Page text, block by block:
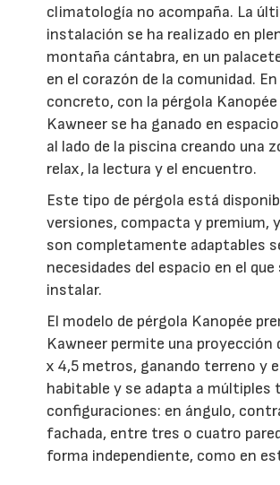
climatología no acompaña. La
instalación se ha realizado en
montaña cántabra, en un
en el corazón de la comunidad.
concreto, con la pérgola Kanopée
Kawneer se ha ganado en
al lado de la piscina creando una
relax, la lectura y el encuentro.
Este tipo de pérgola está
versiones, compacta y premium,
son completamente adaptables
necesidades del espacio en el que
instalar.
El modelo de pérgola Kanopée
Kawneer permite una proyección
x 4,5 metros, ganando terreno y
habitable y se adapta a múltiples
configuraciones: en ángulo,
fachada, entre tres o cuatro
forma independiente, como en